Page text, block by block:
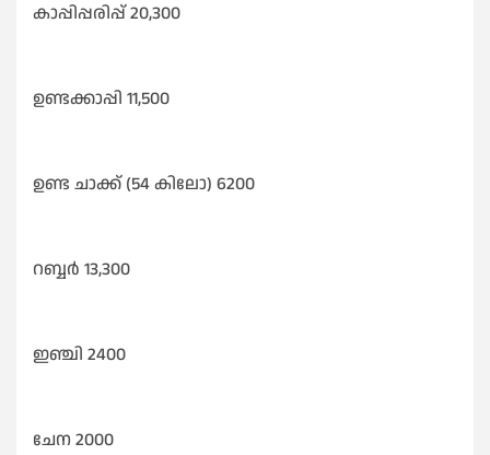
കാപ്പിപ്പരിപ്പ് 20,300
ഉണ്ടക്കാപ്പി 11,500
ഉണ്ട ചാക്ക് (54 കിലോ) 6200
റബ്ബർ 13,300
ഇഞ്ചി 2400
ചേന 2000